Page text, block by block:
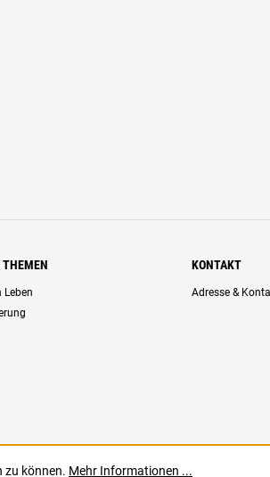
Leben
KONTAKT
Adresse &
zu können. Mehr Informationen ...